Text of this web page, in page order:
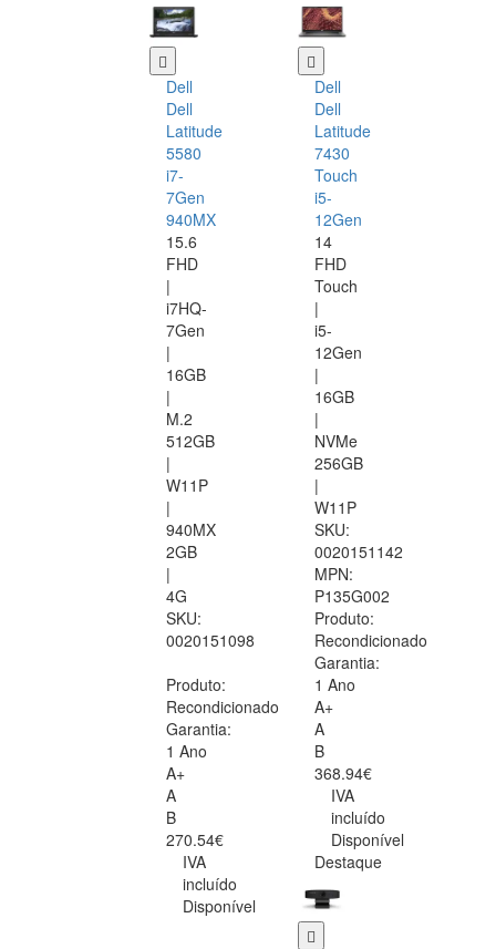
Dell
Dell
Latitude
5580
i7-
7Gen
940MX
15.6
FHD
|
i7HQ-
7Gen
|
16GB
|
M.2
512GB
|
W11P
|
940MX
2GB
|
4G
SKU:
0020151098
Produto:
Recondicionado
Garantia:
1 Ano
A+
A
B
270.54€
IVA
incluído
Disponível
Dell
Dell
Latitude
7430
Touch
i5-
12Gen
14
FHD
Touch
|
i5-
12Gen
|
16GB
|
NVMe
256GB
|
W11P
SKU:
0020151142
MPN:
P135G002
Produto:
Recondicionado
Garantia:
1 Ano
A+
A
B
368.94€
IVA
incluído
Disponível
Destaque